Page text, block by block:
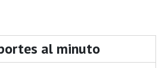
al minuto